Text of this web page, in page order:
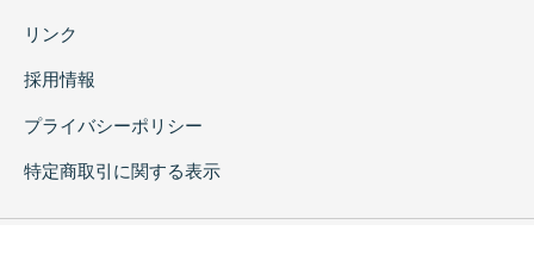
リンク
採用情報
プライバシーポリシー
特定商取引に関する表示